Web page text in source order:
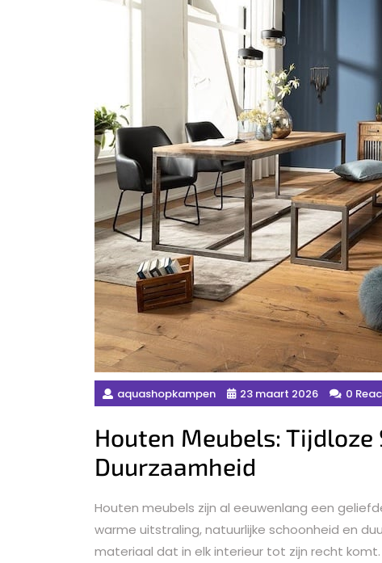
aquashopkampen 23 maart 2026 0
Houten Meubels: Tijdloze
Duurzaamheid
Houten meubels zijn al eeuwenlang een
warme uitstraling, natuurlijke schoonheid en
materiaal dat in elk interieur tot zijn recht komt.